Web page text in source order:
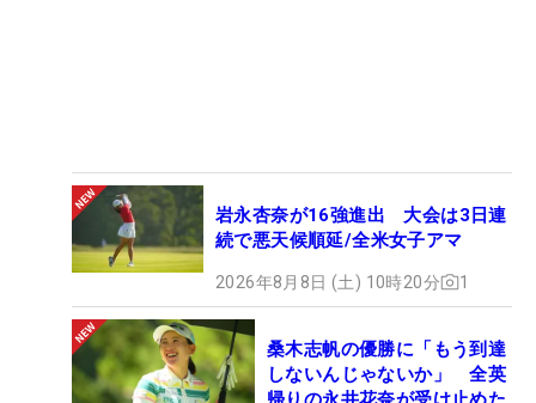
岩永杏奈が16強進出 大会は3日連
続で悪天候順延/全米女子アマ
2026年8月8日 (土) 10時20分 1
桑木志帆の優勝に「もう到達
しないんじゃないか」 全英